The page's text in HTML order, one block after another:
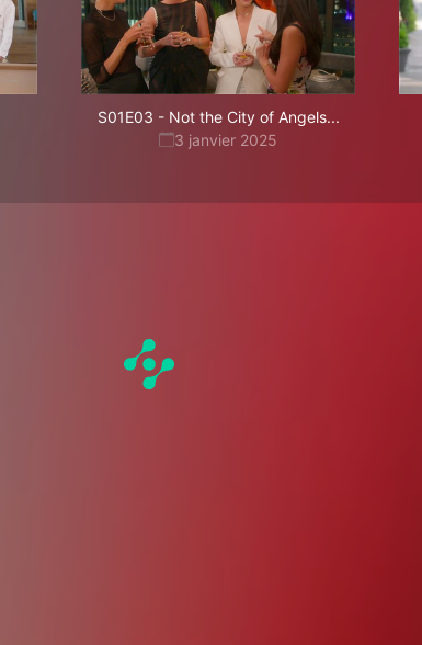
S01E03 - Not the City of Angels...
3 janvier 2025